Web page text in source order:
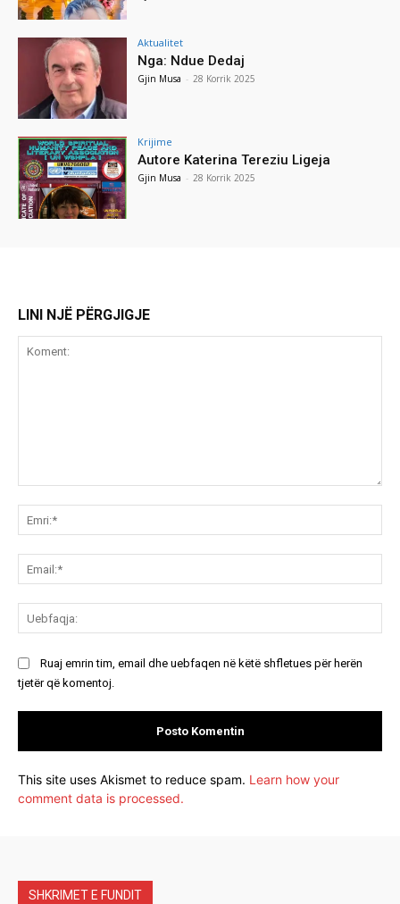
Aktualitet
Nga: Ndue Dedaj
Gjin Musa - 28 Korrik 2025
Krijime
Autore Katerina Tereziu Ligeja
Gjin Musa - 28 Korrik 2025
LINI NJË PËRGJIGJE
Ruaj emrin tim, email dhe uebfaqen në këtë shfletues për herën
tjetër që komentoj.
This site uses Akismet to reduce spam. Learn how your
comment data is processed.
SHKRIMET E FUNDIT